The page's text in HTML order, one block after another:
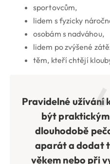
sportovcům,
lidem s fyzicky
osobám s nadváhou,
lidem po zvýšené
těm, kteří chtějí
Pravidelné užívání
být
dlouhodobě
aparát a dodat
věkem nebo při